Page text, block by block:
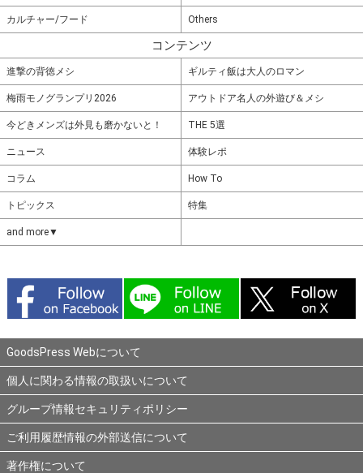
カルチャー/フード Others
コンテンツ
進撃の背徳メシ ギルティ飯は大人のロマン
梅雨モノグランプリ2026 アウトドア名人の外遊び＆メシ
今どきメンズは外見も磨かないと！ THE 5選
ニュース 体験レポ
コラム How To
トピックス 特集
and more▼
GoodsPress Webについて
個人に関わる情報の取扱いについて
グループ情報セキュリティポリシー
ご利用履歴情報の外部送信について
著作権について